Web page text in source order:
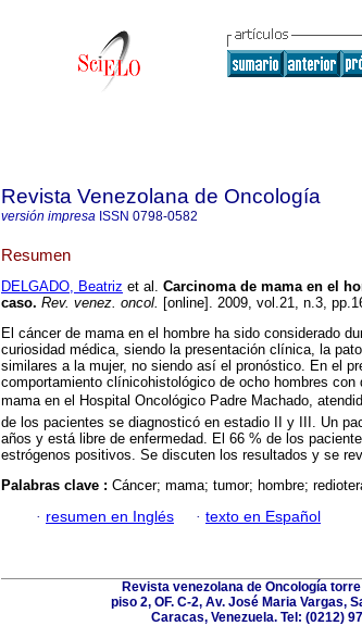
Revista Venezolana de Oncología
versión impresa ISSN 0798-0582
Resumen
DELGADO, Beatriz et al. Carcinoma de mama en el
caso. Rev. venez. oncol. [online]. 2009, vol.21, n.3,
El cáncer de mama en el hombre ha sido considerado
curiosidad médica, siendo la presentación clínica, la
similares a la mujer, no siendo así el pronóstico. En el
comportamiento clínicohistológico de ocho hombres con
mama en el Hospital Oncológico Padre Machado,
de los pacientes se diagnosticó en estadio II y III. Un
años y está libre de enfermedad. El 66 % de los
estrógenos positivos. Se discuten los resultados y se
Palabras clave : Cáncer; mama; tumor; hombre;
· resumen en Inglés · texto en Español
Revista venezolana de Oncología
piso 2, OF. C-2, Av. José Maria Vargas,
Caracas, Venezuela. Tel: (0212)